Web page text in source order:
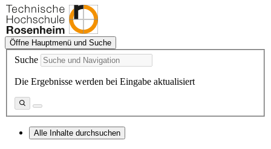
Öffne Hauptmenü und Suche
Suche
Die Ergebnisse werden bei Eingabe aktualisiert
Alle Inhalte durchsuchen